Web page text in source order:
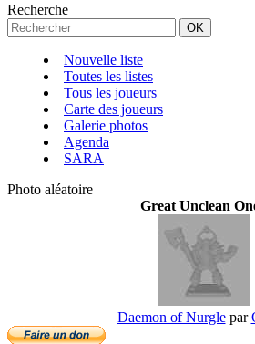
Recherche
Nouvelle liste
Toutes les listes
Tous les joueurs
Carte des joueurs
Galerie photos
Agenda
SARA
Photo aléatoire
Great Unclean
Daemon of Nurglepar